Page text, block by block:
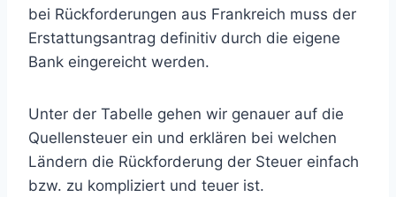
bei Rückforderungen aus Frankreich muss der
Erstattungsantrag definitiv durch die eigene
Bank eingereicht werden.
Unter der Tabelle gehen wir genauer auf die
Quellensteuer ein und erklären bei welchen
Ländern die Rückforderung der Steuer einfach
bzw. zu kompliziert und teuer ist.